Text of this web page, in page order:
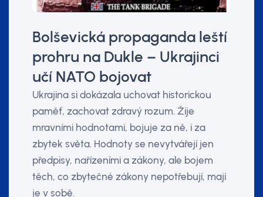
Bolševická propaganda leští
prohru na Dukle – Ukrajinci
učí NATO bojovat
Ukrajina si dokázala uchovat historickou
paměť, zachovat zdravý rozum. Žije
mravními hodnotami, bojuje za ně, i za
zbytek světa. Hodnoty se nevytvářejí jen
předpisy, nařízeními a zákony, ale bojem
těch, co zbytečné zákony nepotřebují, mají
je v sobě.